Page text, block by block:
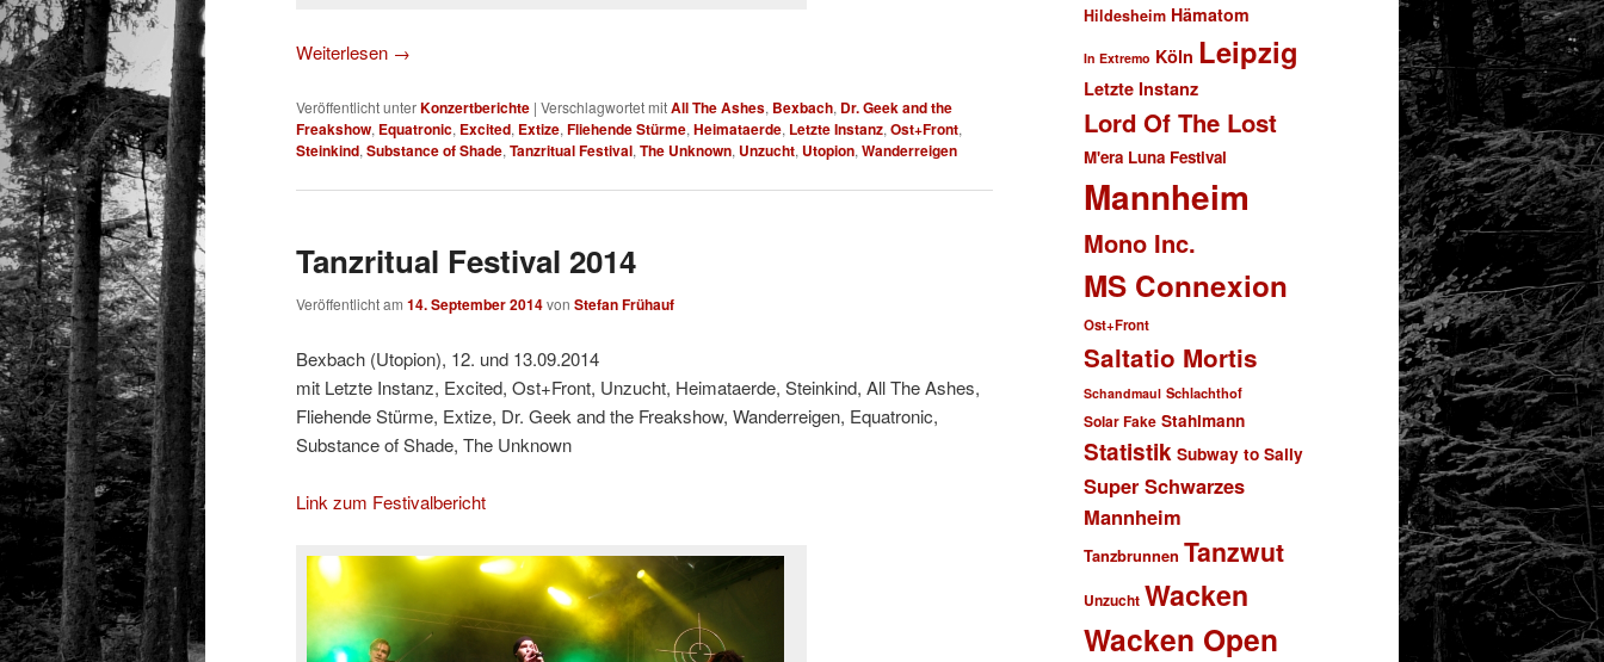
Weiterlesen →
Veröffentlicht unterKonzertberichte | Verschlagwortet mitAll The Ashes, Bexbach, Dr. Geek and the
Freakshow, Equatronic, Excited, Extize, Fliehende Stürme, Heimataerde, Letzte Instanz, Ost+Front,
Steinkind, Substance of Shade, Tanzritual Festival, The Unknown, Unzucht, Utopion, Wanderreigen
Tanzritual Festival 2014
Veröffentlicht am 14. September 2014von Stefan Frühauf
Bexbach (Utopion), 12. und 13.09.2014
mit Letzte Instanz, Excited, Ost+Front, Unzucht, Heimataerde, Steinkind, All The Ashes,
Fliehende Stürme, Extize, Dr. Geek and the Freakshow, Wanderreigen, Equatronic,
Substance of Shade, The Unknown
Link zum Festivalbericht
Hildesheim Hämatom
In Extremo Köln Leipzig
Letzte Instanz
Lord Of The Lost
M'era Luna Festival
Mannheim
Mono Inc.
MS Connexion
Ost+Front
Saltatio Mortis
Schandmaul Schlachthof
Solar Fake Stahlmann
Statistik Subway to Sally
Super Schwarzes
Mannheim
Tanzbrunnen Tanzwut
Unzucht Wacken
Wacken Open